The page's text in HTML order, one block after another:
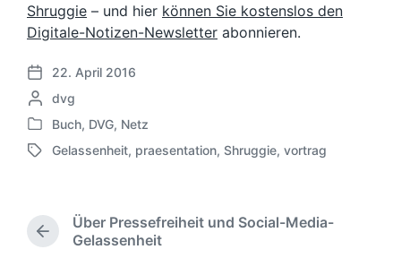
Shruggie – und hier können Sie kostenslos den
Digitale-Notizen-Newsletter abonnieren.
V
e
r
f
t
22. April 2016
G
e
c
e
b
dvg
V
e
f
e
Buch, DVG, Netz
S
a
Gelassenheit, praesentation, Shruggie, vortrag
V
Über Pressefreiheit und Social-Media-
Gelassenheit